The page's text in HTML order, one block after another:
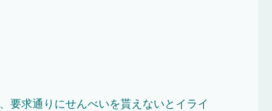
要求通りにせんべいを貰えないとイライ